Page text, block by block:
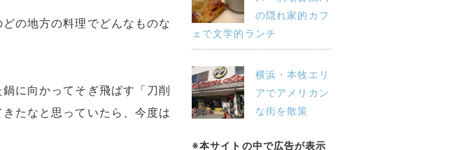
の地方の料理でどんなものな
に向かってそぎ飛ばす「刀削
たなと思っていたら、今度は
の隠れ家的カフ
ェで文学的ランチ
横浜・本牧エリ
アでアメリカン
な街を散策
※本サイトの中で広告が表示